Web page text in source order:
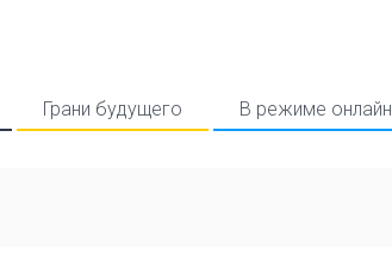
Грани будущего В режиме онлайн